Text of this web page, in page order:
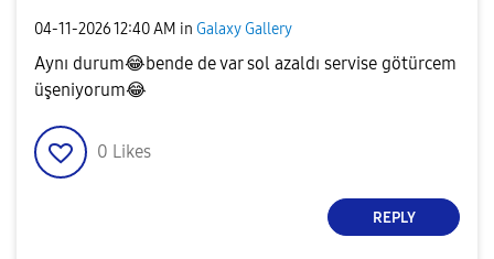
‎04-11-202612:40 AM in Galaxy Gallery
Aynı durum😂bende de var sol azaldı servise götürcem
üşeniyorum😂
0 Likes
REPLY